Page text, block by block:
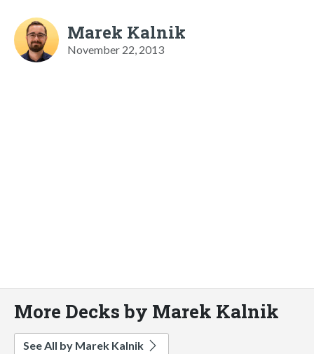
Marek Kalnik
November 22, 2013
More Decks by Marek Kalnik
See All by Marek Kalnik